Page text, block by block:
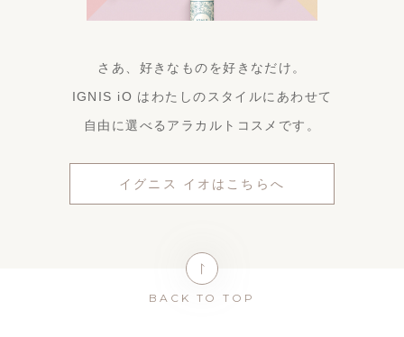
さあ、好きなものを好きなだけ。
IGNIS iO はわたしのスタイルにあわせて
自由に選べるアラカルトコスメです。
イグニス イオはこちらへ
BACK TO TOP